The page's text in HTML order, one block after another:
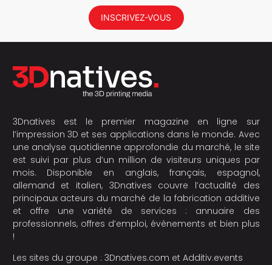
INSCRIVEZ-VOUS
3Dnatives est le premier magazine en ligne sur
l’impression 3D et ses applications dans le monde. Avec
une analyse quotidienne approfondie du marché, le site
est suivi par plus d’un million de visiteurs uniques par
mois. Disponible en anglais, français, espagnol,
allemand et italien, 3Dnatives couvre l’actualité des
principaux acteurs du marché de la fabrication additive
et offre une variété de services : annuaire des
professionnels, offres d’emploi, évènements et bien plus
!
Les sites du groupe : 3Dnatives.com et Additiv.events